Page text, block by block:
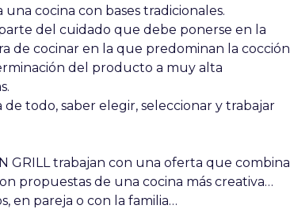
cocina con bases tradicionales.
del cuidado que debe ponerse en la
de cocinar en la que predominan la cocción
del producto a muy alta
todo, saber elegir, seleccionar y trabajar
GRILL trabajan con una oferta que combina
propuestas de una cocina más creativa…
en pareja o con la familia…